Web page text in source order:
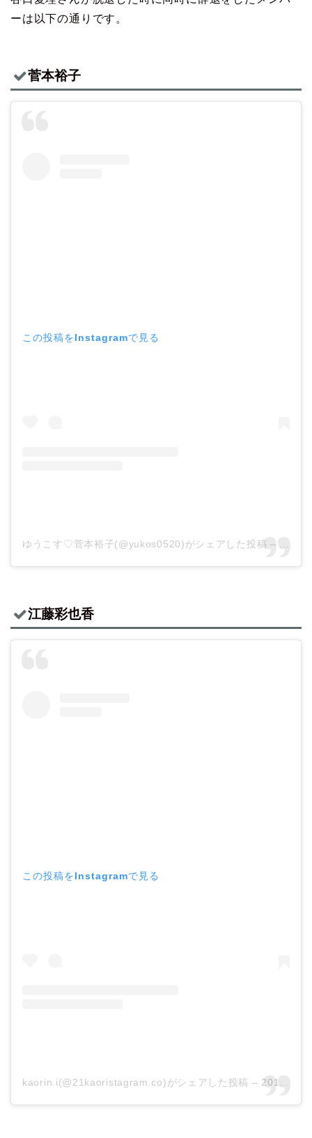
ーは以下の通りです。
菅本裕子
この投稿をInstagramで見る
ゆうこす♡菅本裕子(@yukos0520)がシェアした投稿 –
江藤彩也香
この投稿をInstagramで見る
kaorin.i(@21kaoristagram.co)がシェアした投稿 – 2019年 5月月27日午前6時00分PDT